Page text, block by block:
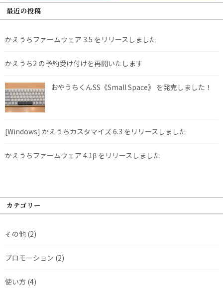
最近の投稿
かえうちファームウェア 3.5 をリリースしました
かえうち2 の予約受け付けを再開いたします
おやうちくんSS《Small Space》 を発売しました！
[Windows] かえうちカスタマイズ 6.3 をリリースしました
かえうちファームウェア 4.1β をリリースしました
カテゴリー
その他 (2)
プロモーション (2)
使い方 (4)